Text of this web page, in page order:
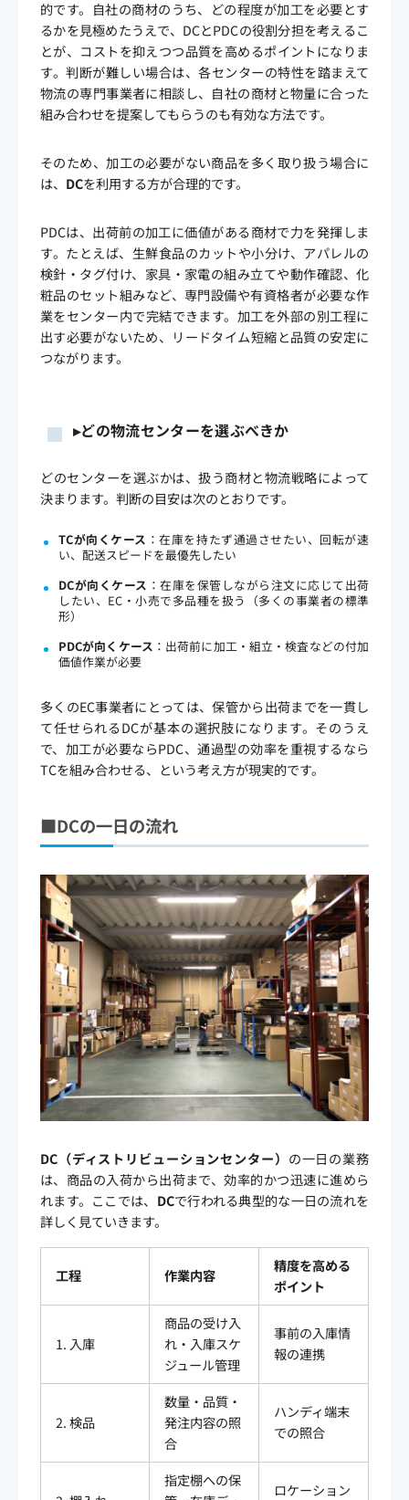
的です。自社の商材のうち、どの程度が加工を必要とす
るかを見極めたうえで、DCとPDCの役割分担を考えるこ
とが、コストを抑えつつ品質を高めるポイントになりま
す。判断が難しい場合は、各センターの特性を踏まえて
物流の専門事業者に相談し、自社の商材と物量に合った
組み合わせを提案してもらうのも有効な方法です。
そのため、加工の必要がない商品を多く取り扱う場合に
は、 DCを利用する方が合理的です。
PDCは、出荷前の加工に価値がある商材で力を発揮しま
す。たとえば、生鮮食品のカットや小分け、アパレルの
検針・タグ付け、家具・家電の組み立てや動作確認、化
粧品のセット組みなど、専門設備や有資格者が必要な作
業をセンター内で完結できます。加工を外部の別工程に
出す必要がないため、リードタイム短縮と品質の安定に
つながります。
▸どの物流センターを選ぶべきか
どのセンターを選ぶかは、扱う商材と物流戦略によって
決まります。判断の目安は次のとおりです。
TCが向くケース ：在庫を持たず通過させたい、回転が速
い、配送スピードを最優先したい
DCが向くケース ：在庫を保管しながら注文に応じて出荷
したい、EC・小売で多品種を扱う（多くの事業者の標準
形）
PDCが向くケース ：出荷前に加工・組立・検査などの付加
価値作業が必要
多くのEC事業者にとっては、保管から出荷までを一貫し
て任せられるDCが基本の選択肢になります。そのうえ
で、加工が必要ならPDC、通過型の効率を重視するなら
TCを組み合わせる、という考え方が現実的です。
■DCの一日の流れ
DC （ディストリビューションセンター） の一日の業務
は、商品の入荷から出荷まで、効率的かつ迅速に進めら
れます。ここでは、 DCで行われる典型的な一日の流れを
詳しく見ていきます。
工程 作業内容
精度を高める
ポイント
1. 入庫
商品の受け入
れ・入庫スケ
ジュール管理
事前の入庫情
報の連携
2. 検品
数量・品質・
発注内容の照
合
ハンディ端末
での照合
指定棚への保
ロケーション